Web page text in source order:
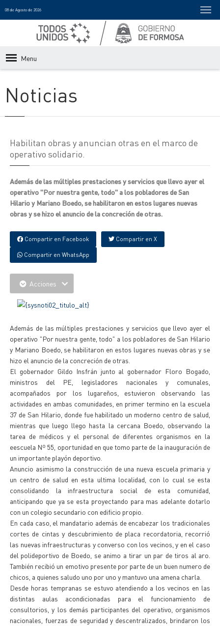
08 de Agosto de 2026
Menu
Noticias
Habilitan obras y anuncian otras en el marco de
operativo solidario.
Además de las múltiples prestaciones y servicios que llevo ayer el
operativo "Por nuestra gente, todo" a los pobladores de San
Hilario y Mariano Boedo, se habilitaron en estos lugares nuevas
obras y se hizo el anuncio de la concreción de otras.
Compartir en Facebook Compartir en X
Compartir en WhatsApp
Acciones
Además de las múltiples prestaciones y servicios que llevo ayer el
operativo "Por nuestra gente, todo" a los pobladores de San Hilario
y Mariano Boedo, se habilitaron en estos lugares nuevas obras y se
hizo el anuncio de la concreción de otras.
El gobernador Gildo Insfrán junto al gobernador Floro Bogado,
ministros del PE, legisladores nacionales y comunales,
acompañados por los lugareños, estuvieron observando las
actividades en ambas comunidades, en primer termino en la escuela
37 de San Hilario, donde fue habilitado un moderno centro de salud,
mientras que luego llego hasta la cercana Boedo, observando la
tarea de médicos y el personal de diferentes organismos en la
eescuela Nº 55, oportunidad en que tomo parte de la inauguración de
un importante playón deportivo.
Anuncio asimismo la construcción de una nueva escuela primaria y
un centro de salud en esta ultima localidad, con lo cual se esta
consolidando la infraestructura social de esta comunidad,
anticipando que ya se esta proyectando para mas adelante dotarlo
con un colegio secundario con edificio propio.
En cada caso, el mandatario además de encabezar los tradicionales
cortes de cintas y descubrimiento de placa recordatoria, recorrió
las nuevas infraestructuras y converso con los vecinos, y en el caso
del polideportivo de Boedo, se animo a tirar un par de tiros al aro.
También recibió un emotivo presente por parte de un buen numero de
chicos, a quienes saludo uno por uno y mantuvo una amena charla.
Desde horas tempranas se estuvo atendiendo a los vecinos en las
distintas aulas acondicionadas para el funcionamiento de
consultorios, y los demás participantes del operativo, organismos
nacionales, fuerzas de seguridad y descentralizados, brindaron los